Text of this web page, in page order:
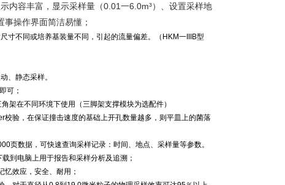
内容丰富，显示采样量（0.01一6.0m³）、设置采样地
操作界面简洁易懂；
寸不同或培养基装量不同，引起的流量偏差。（HKM一IIIB型
、静态采样。
可；
架在不同环境下使用（三脚架支撑模块为选配件）
验，在保证撞击速度的基础上开孔数量越多，则平皿上的菌落
页数据，可快速查询采样记录：时间、地点、采样量等参数。
到电脑上用于报告和采样分析及追溯；
效应，安全、耐用；